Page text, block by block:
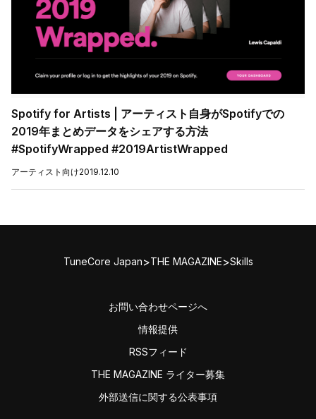
Spotify for Artists | アーティスト自身がSpotifyでの
2019年まとめデータをシェアする方法
#SpotifyWrapped #2019ArtistWrapped
アーティスト向け2019.12.10
TuneCore Japan>THE MAGAZINE>Skills
お問い合わせページへ
情報提供
RSSフィード
THE MAGAZINE ライター募集
外部送信に関する公表事項